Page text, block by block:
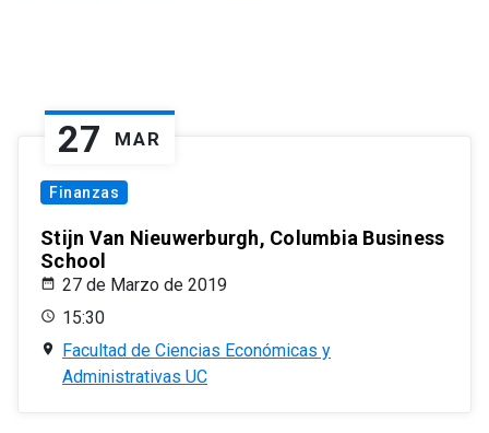
27 MAR
Finanzas
Stijn Van Nieuwerburgh, Columbia Business
School
27 de Marzo de 2019
15:30
Facultad de Ciencias Económicas y
Administrativas UC